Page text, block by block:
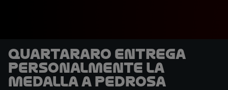
Quartararo entrega
personalmente la
medalla a Pedrosa